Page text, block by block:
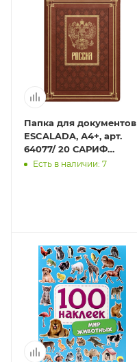
Папка для документов
ESCALADA, А4+, арт.
64077/ 20 САРИФ
КОРИЧНЕВЫЙ
Есть в наличии: 7